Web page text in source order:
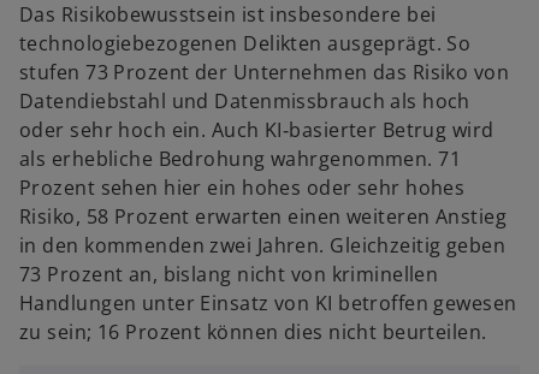
Das Risikobewusstsein ist insbesondere bei
technologiebezogenen Delikten ausgeprägt. So
stufen 73 Prozent der Unternehmen das Risiko von
Datendiebstahl und Datenmissbrauch als hoch
oder sehr hoch ein. Auch KI‑basierter Betrug wird
als erhebliche Bedrohung wahrgenommen. 71
Prozent sehen hier ein hohes oder sehr hohes
Risiko, 58 Prozent erwarten einen weiteren Anstieg
in den kommenden zwei Jahren. Gleichzeitig geben
73 Prozent an, bislang nicht von kriminellen
Handlungen unter Einsatz von KI betroffen gewesen
zu sein; 16 Prozent können dies nicht beurteilen.